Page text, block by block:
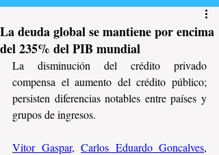
La deuda global se mantiene por encima
del 235% del PIB mundial
La disminución del crédito privado
compensa el aumento del crédito público;
persisten diferencias notables entre países y
grupos de ingresos.
Vitor Gaspar, Carlos Eduardo Goncalves